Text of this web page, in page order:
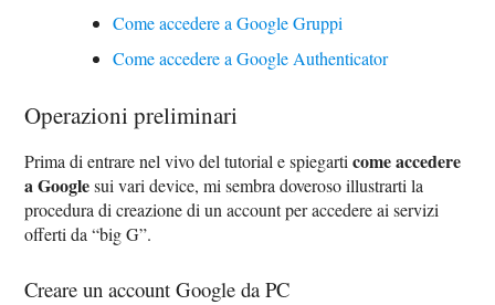
Come accedere a Google Gruppi
Come accedere a Google Authenticator
Operazioni preliminari
Prima di entrare nel vivo del tutorial e spiegarticome accedere
a Googlesui vari device, mi sembra doveroso illustrarti la
procedura di creazione di un account per accedere ai servizi
offerti da “big G”.
Creare un account Google da PC